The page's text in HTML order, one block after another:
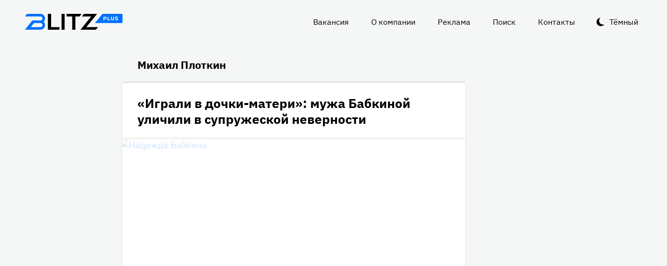
Тёмный
Вакансия О компании Реклама Поиск Контакты
Михаил Плоткин
«Играли в дочки-матери»: мужа Бабкиной
уличили в супружеской неверности